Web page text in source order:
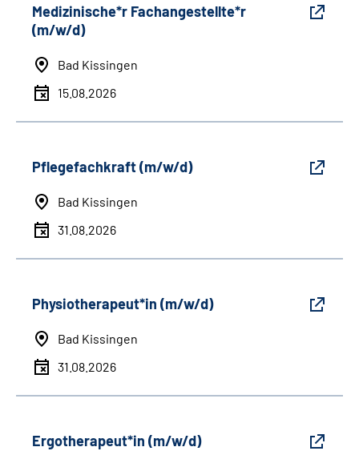
Medizinische*r Fachangestellte*r
(m/w/d)
Bad Kissingen
15.08.2026
Pflegefachkraft (m/w/d)
Bad Kissingen
31.08.2026
Physiotherapeut*in (m/w/d)
Bad Kissingen
31.08.2026
Ergotherapeut*in (m/w/d)